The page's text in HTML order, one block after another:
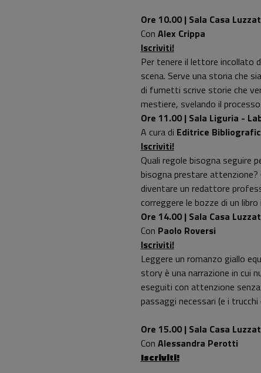
Ore 10.00 | Sala Casa
Con Alex Crippa
Iscriviti!
Per tenere il lettore incollato
scena. Serve una storia che
di fumetti scrive storie che
mestiere, svelando il
Ore 11.00 | Sala Liguria -
A cura di Editrice
Iscriviti!
Quali regole bisogna seguire
bisogna prestare attenzione?
diventare un redattore
correggere le bozze di un libro
Ore 14.00 | Sala Casa
Con Paolo Roversi
Iscriviti!
Leggere un romanzo giallo
story è una narrazione in cui
eseguiti con attenzione
passaggi necessari (e i
Ore 15.00 | Sala Casa
Con Alessandra Perotti
Iscriviti!